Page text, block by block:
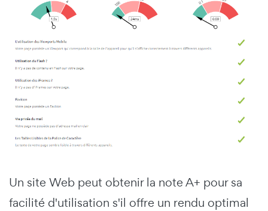
Un site Web peut obtenir la note A+ pour sa
facilité d'utilisation s'il offre un rendu optimal